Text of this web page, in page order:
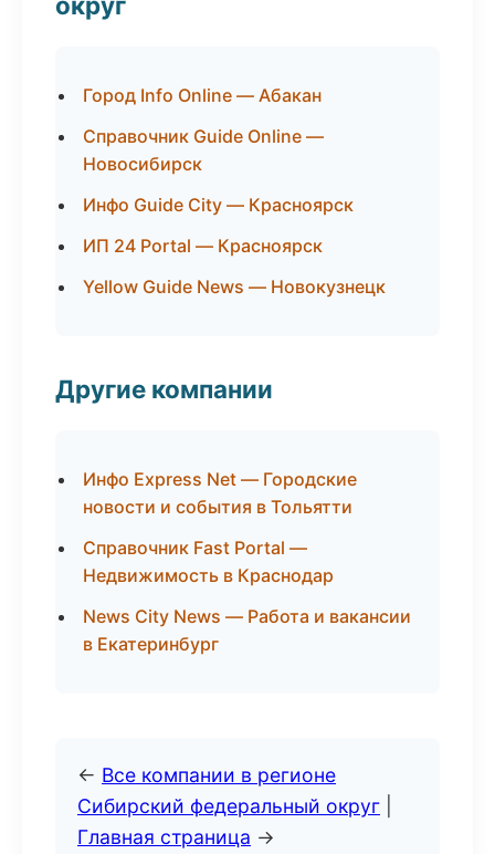
Город Info Online — Абакан
Справочник Guide Online —
Новосибирск
Инфо Guide City — Красноярск
ИП 24 Portal — Красноярск
Yellow Guide News — Новокузнецк
Другие компании
Инфо Express Net — Городские
новости и события в Тольятти
Справочник Fast Portal —
Недвижимость в Краснодар
News City News — Работа и вакансии
в Екатеринбург
← Все компании в регионе
Сибирский федеральный округ
Главная страница →